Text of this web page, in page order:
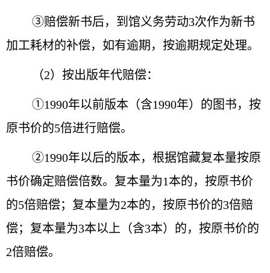
③赔偿新书后，到馆义务劳动3次作为新书
加工耗材的补偿，如有逾期，按逾期规定处理。
（2）按出版年代赔偿：
①1990年以前版本（含1990年）的图书，按
原书价的5倍进行赔偿。
②1990年以后的版本，根据馆藏复本量按原
书价确定赔偿倍数。复本量为1本的，按原书价
的5倍赔偿；复本量为2本的，按原书价的3倍赔
偿；复本量为3本以上（含3本）的，按原书价的
2倍赔偿。